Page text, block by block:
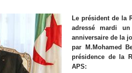
Le président de la
adressé mardi
anniversaire de la
par M.Mohamed
présidence de la
APS: